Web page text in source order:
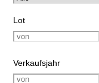
Lot
Verkaufsjahr